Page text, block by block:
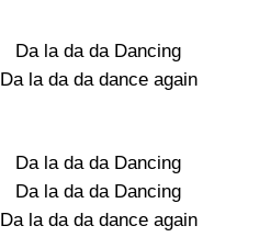
Da la da da Dancing
Da la da da dance again
Da la da da Dancing
Da la da da Dancing
Da la da da dance again